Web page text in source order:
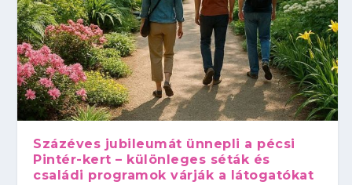
Százéves jubileumát ünnepli a pécsi
Pintér-kert – különleges séták és
családi programok várják a látogatókat